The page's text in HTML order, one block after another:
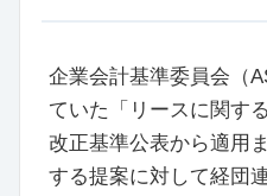
企業会計基準委員会（
ていた「リースに関す
改正基準公表から適用
する提案に対して経団